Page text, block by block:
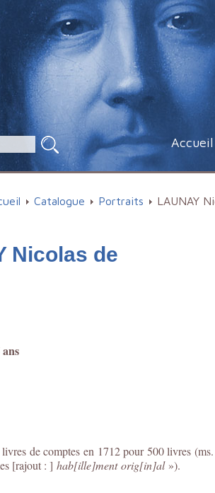
Accueil
Catalogue Portraits LAUNAY
Nicolas de
de comptes en 1712 pour 500 livres
[rajout : ] hab[ille]ment orig[in]al»).